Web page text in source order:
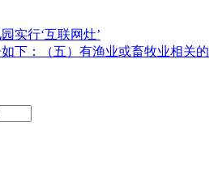
实行‘互联网灶’
下：（五）有渔业或畜牧业相关的